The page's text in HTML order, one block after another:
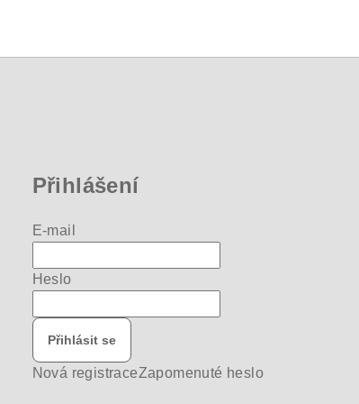
Přihlášení
E-mail
Heslo
Přihlásit se
Nová registraceZapomenuté heslo